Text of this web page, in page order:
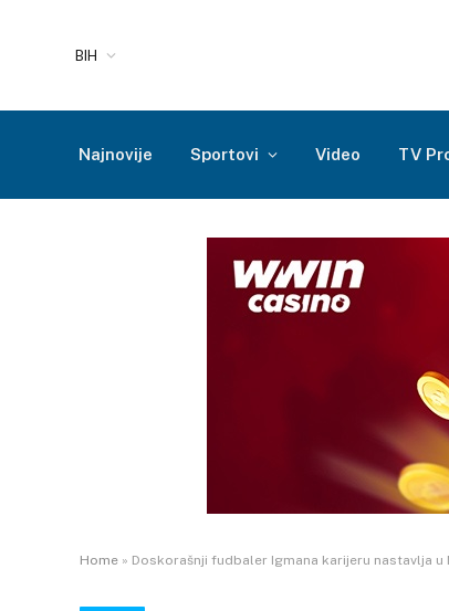
BIH
Najnovije Sportovi Video TV
Home » Doskorašnji fudbaler Igmana karijeru nastavlja u